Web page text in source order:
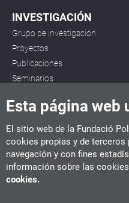
Esta página web
El sitio web de la Fundació
cookies propias y de terceros
navegación y con fines
información sobre las
cookies.
INVESTIGACIÓN
Grupo de investigación
Proyectos
Publicaciones
Seminarios
CITM
C/ de la Igualtat,